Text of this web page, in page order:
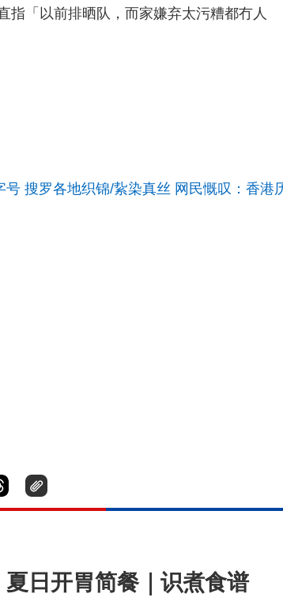
指「以前排晒队，而家嫌弃太污糟都冇人
搜罗各地织锦/紥染真丝 网民慨叹：香港
日开胃简餐｜识煮食谱